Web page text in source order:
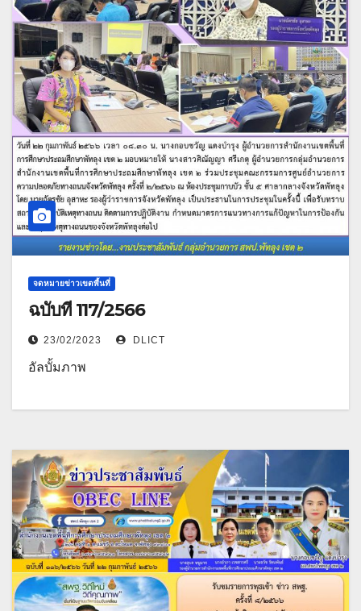
จดหมายข่าวเขตพื้นที่
ฉบับที่ 117/2566
23/02/2023 DLICT
อัลบั้มภาพ